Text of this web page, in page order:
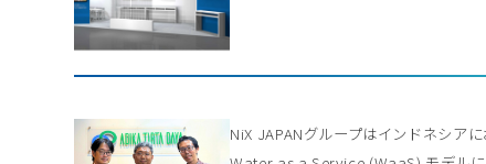
NiX JAPANグループはインドネシア